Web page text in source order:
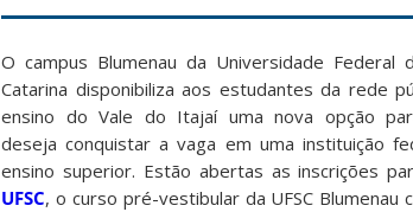
O campus Blumenau da Universidade Federal
Catarina disponibiliza aos estudantes da rede
ensino do Vale do Itajaí uma nova opção
deseja conquistar a vaga em uma instituição
ensino superior. Estão abertas as inscrições
UFSC, o curso pré-vestibular da UFSC Blumenau